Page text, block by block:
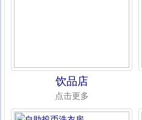
饮品店
点击更多